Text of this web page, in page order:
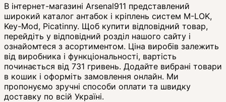
В інтернет-магазині Arsenal911 представлений
широкий каталог антабок і кріплень систем M-LOK,
Key-Mod, Picatinny. Щоб купити відповідний товар,
перейдіть у відповідний розділ нашого сайту і
ознайомтеся з асортиментом. Ціна виробів залежить
від виробника і функціональності, вартість
починається від 731 гривень. Додайте вибрані товари
в кошик і оформіть замовлення онлайн. Ми
пропонуємо зручні способи оплати та швидку
доставку по всій Україні.